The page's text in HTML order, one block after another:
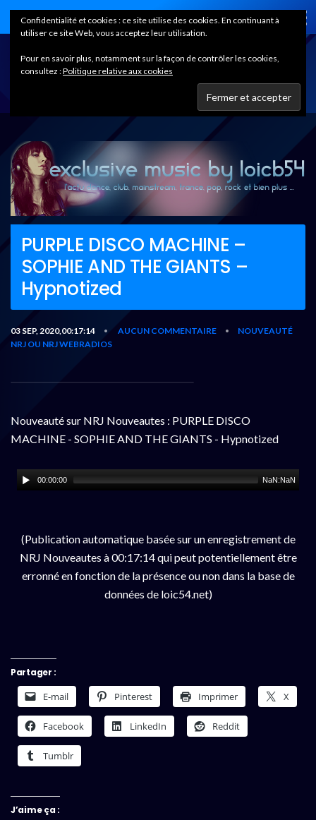
Home
PURPLE DISCO MACHINE –
SOPHIE AND THE GIANTS –
Hypnotized
03 SEP, 2020,00:17:14 • AUCUN COMMENTAIRE •
NOUVEAUTÉ
NRJ OU NRJ WEBRADIOS
Nouveauté sur NRJ Nouveautes : PURPLE DISCO
MACHINE - SOPHIE AND THE GIANTS - Hypnotized
00:00:00 NaN:NaN
(Publication automatique basée sur un enregistrement de
NRJ Nouveautes à 00:17:14 qui peut potentiellement être
erronné en fonction de la présence ou non dans la base de
données de loic54.net)
Partager :
E-mail Pinterest Imprimer X
Facebook LinkedIn Reddit
Tumblr
J’aime ça :
Confidentialité et cookies : ce site utilise des cookies. En continuant à
utiliser ce site Web, vous acceptez leur utilisation.
Pour en savoir plus, notamment sur la façon de contrôler les cookies,
consultez :Politique relative aux cookies